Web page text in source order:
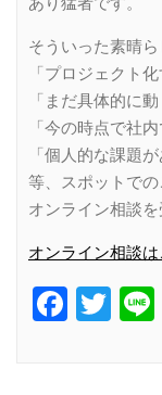
そういった素晴
「プロジェクト
「まだ具体的に
「今の時点で社
「個人的な課題が
等、スポットでの
オンライン相談を
オンライン相談